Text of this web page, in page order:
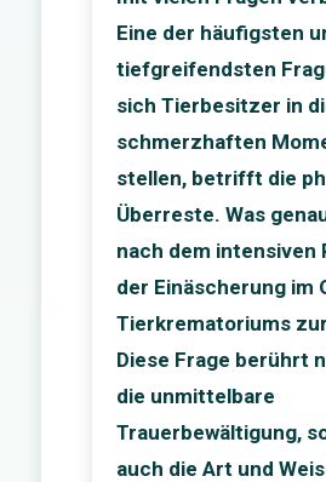
Eine der häufigsten
tiefgreifendsten
sich Tierbesitzer in
schmerzhaften
stellen, betrifft die
Überreste. Was
nach dem intensiven
der Einäscherung im
Tierkrematoriums
Diese Frage berührt
die unmittelbare
Trauerbewältigung,
auch die Art und